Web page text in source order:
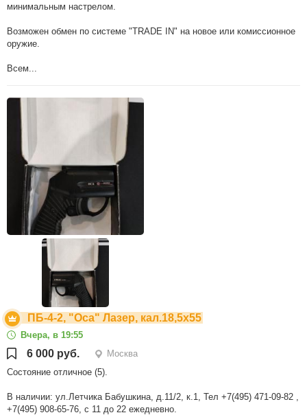
минимальным настрелом.
Возможен обмен по системе "TRADE IN" на новое или комиссионное
оружие.
Всем...
ПБ-4-2, "Оса" Лазер, кал.18,5х55
Вчера, в 19:55
6 000 руб.
Москва
Состояние отличное (5).
В наличии: ул.Летчика Бабушкина, д.11/2, к.1, Тел +7(495) 471-09-82 ,
+7(495) 908-65-76, с 11 до 22 ежедневно.